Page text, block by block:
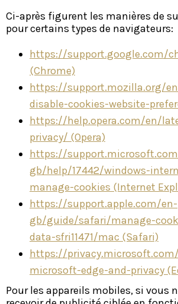
Ci-après figurent les manières de
pour certains types de navigateurs:
https://support.google.com/
(Chrome)
https://support.mozilla.org/
disable-cookies-website-
https://help.opera.com/en/
privacy/ (Opera)
https://
gb/help/17442/windows-
manage-cookies (Internet
https://support.apple.com/en-
gb/guide/safari/manage-
data-sfri11471/mac (Safari)
https://
microsoft-edge-and-privacy
Pour les appareils mobiles, si vous